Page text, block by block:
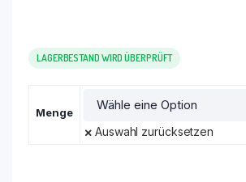
LAGERBESTAND WIRD ÜBERPRÜFT
Menge
Auswahl zurücksetzen